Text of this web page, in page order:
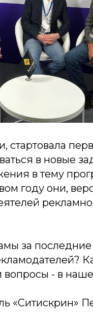
стартовала
в новые
в тему
году они,
за последние
- в
«Ситискрин»